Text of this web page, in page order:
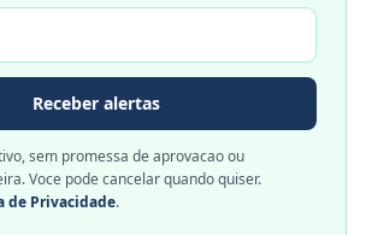
Receber alertas
sem promessa de aprovacao ou
Voce pode cancelar quando quiser.
de Privacidade.